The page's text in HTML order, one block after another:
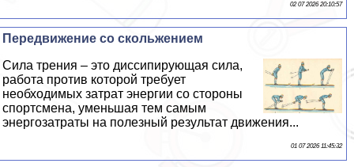
02 07 2026 20:10:57
Передвижение со скольжением
Сила трения – это диссипирующая сила,
работа против которой требует
необходимых затрат энергии со стороны
спортсмена, уменьшая тем самым
энергозатраты на полезный результат движения...
01 07 2026 11:45:32